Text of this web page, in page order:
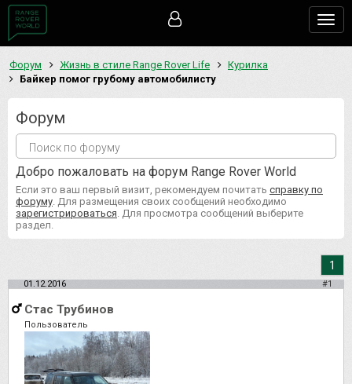
Форум Жизнь в стиле Range Rover Life
Курилка
Байкер помог грубому автомобилисту
Форум
Добро пожаловать на форум Range Rover World
Если это ваш первый визит, рекомендуем почитать справку по
форуму . Для размещения своих сообщений необходимо
зарегистрироваться . Для просмотра сообщений выберите
раздел.
1
01.12.2016 #1
Стас Трубинов
Пользователь